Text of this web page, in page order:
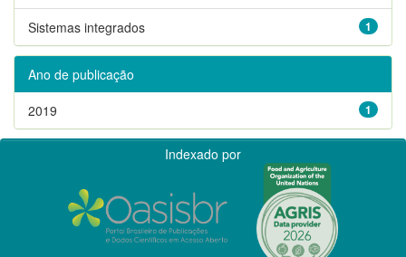
1
Sistemas integrados
Ano de publicação
1
2019
Indexado por